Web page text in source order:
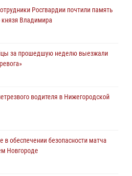
Росгвардии почтили память
князя Владимира
за прошедшую неделю выезжали
водителя в Нижегородской
в обеспечении безопасности матча
Новгороде